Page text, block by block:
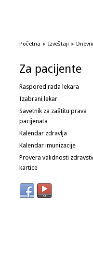
Početna Izveštaji
Za pacijente
Raspored rada lekara
Izabrani lekar
Savetnik za zaštitu prava
pacijenata
Kalendar zdravlja
Kalendar imunizacije
Provera validnosti
kartice